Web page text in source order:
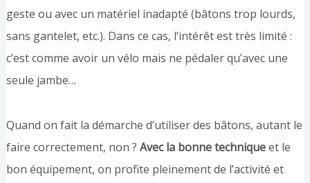
geste ou avec un matériel inadapté (bâtons trop lourds,
sans gantelet, etc.). Dans ce cas, l’intérêt est très limité :
c’est comme avoir un vélo mais ne pédaler qu’avec une
seule jambe…
Quand on fait la démarche d’utiliser des bâtons, autant le
faire correctement, non ? Avec la bonne techniqueet le
bon équipement, on profite pleinement de l’activité et